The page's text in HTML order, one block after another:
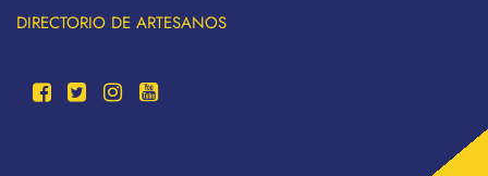
DIRECTORIO DE ARTESANOS